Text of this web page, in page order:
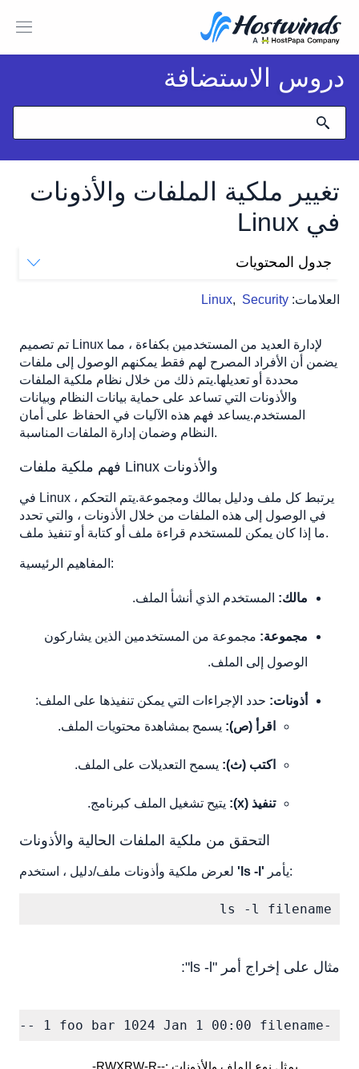
دروس الاستضافة
تغيير ملكية الملفات والأذونات
في Linux
العلامات: Linux, Security
جدول المحتويات
التحقق من ملكية الملفات الحالية والأذونات
تغيير ملكية الملف
تغيير مالك الملف:
تغيير مجموعة الملفات:
تغيير كل من المالك والمجموعة:
أضف أذونات القراءة والكتابة لكل من المالك والمجموعة:
قم بإزالة إذن القراءة للآخرين:
حدد جميع الأذونات للجميع:
تم تصميم Linux لإدارة العديد من المستخدمين بكفاءة ، مما
يضمن أن الأفراد المصرح لهم فقط يمكنهم الوصول إلى ملفات
محددة أو تعديلها.يتم ذلك من خلال نظام ملكية الملفات
والأذونات التي تساعد على حماية بيانات النظام وبيانات
المستخدم.يساعد فهم هذه الآليات في الحفاظ على أمان
النظام وضمان إدارة الملفات المناسبة.
فهم ملكية ملفات Linux والأذونات
في Linux ، يرتبط كل ملف ودليل بمالك ومجموعة.يتم التحكم
في الوصول إلى هذه الملفات من خلال الأذونات ، والتي تحدد
ما إذا كان يمكن للمستخدم قراءة ملف أو كتابة أو تنفيذ ملف.
المفاهيم الرئيسية:
مالك: المستخدم الذي أنشأ الملف.
مجموعة: مجموعة من المستخدمين الذين يشاركون
الوصول إلى الملف.
أذونات: حدد الإجراءات التي يمكن تنفيذها على الملف:
اقرأ (ص): يسمح بمشاهدة محتويات الملف.
اكتب (ث): يسمح التعديلات على الملف.
تنفيذ (x): يتيح تشغيل الملف كبرنامج.
التحقق من ملكية الملفات الحالية والأذونات
'ls -l' يأمر:
ls -l filename
مثال على إخراج أمر "ls -l":
-rwxrw-r-- 1 foo bar 1024 Jan 1 00:00 filename